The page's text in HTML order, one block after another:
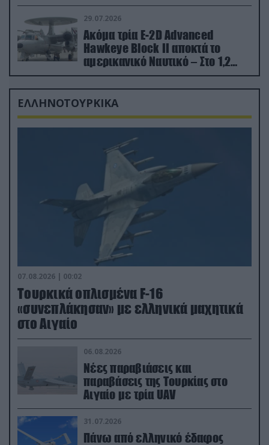
29.07.2026
Ακόμα τρία E-2D Advanced
Hawkeye Block II αποκτά το
αμερικανικό Ναυτικό – Στο 1,2
δισ.δολάρια το κόστος
ΕΛΛΗΝΟΤΟΥΡΚΙΚΑ
07.08.2026 | 00:02
Τουρκικά οπλισμένα F-16
«συνεπλάκησαν» με ελληνικά μαχητικά
στο Αιγαίο
06.08.2026
Νέες παραβιάσεις και
παραβάσεις της Τουρκίας στο
Αιγαίο με τρία UAV
31.07.2026
Πάνω από ελληνικό έδαφος